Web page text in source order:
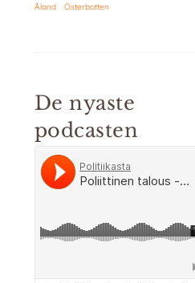
Åland Österbotten
De nyaste
podcasten